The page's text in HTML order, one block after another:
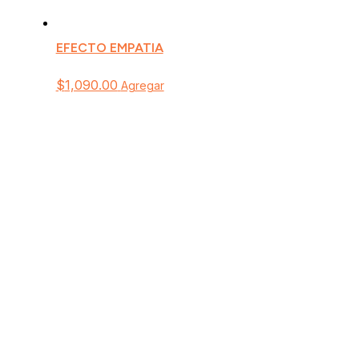
EFECTO EMPATIA
$1,090.00 Agregar